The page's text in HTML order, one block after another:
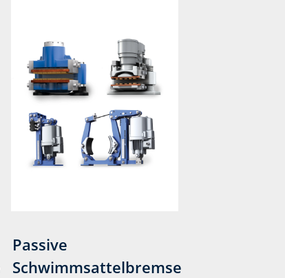
Passive
Schwimmsattelbremse